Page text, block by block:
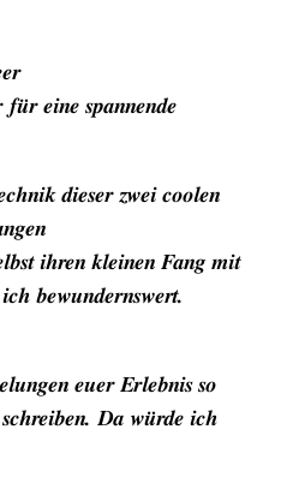
für eine spannende
dieser zwei coolen
ihren kleinen Fang mit
bewundernswert.
euer Erlebnis so
Da würde ich